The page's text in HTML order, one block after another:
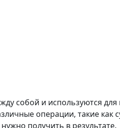
собой и используются
операции, такие
получить в результате.